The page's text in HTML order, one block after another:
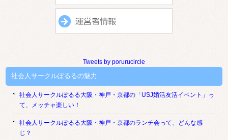
Tweets by porurucircle
社会人サークルぽるるの魅力
社会人サークルぽるる大阪・神戸・京都の「USJ婚活友活イベント」っ
て、メッチャ楽しい！
社会人サークルぽるる大阪・神戸・京都のランチ会って、どんな感
じ？